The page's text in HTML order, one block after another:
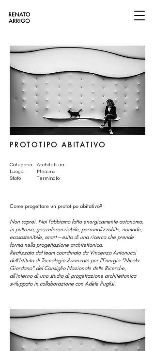
PROTOTIPO ABITATIVO
Categoria:
Luogo:
Stato:
Architettura
Messina
Terminato
Come progettare un prototipo abitativo?
Non saprei. Noi l’abbiamo fatto energicamente autonomo,
in pultruso, geo-referenziabile, personalizzabile, nomade,
ecosostenibile, smart—esito di una ricerca che prende
forma nella progettazione architettonica.
Realizzato dal team coordinato da Vincenzo Antonucci
dell'Istituto di Tecnologie Avanzate per l'Energia "Nicola
Giordano" del Consiglio Nazionale delle Ricerche,
all’interno di uno studio di progettazione architettonica
sviluppato in collaborazione con Adele Puglisi.